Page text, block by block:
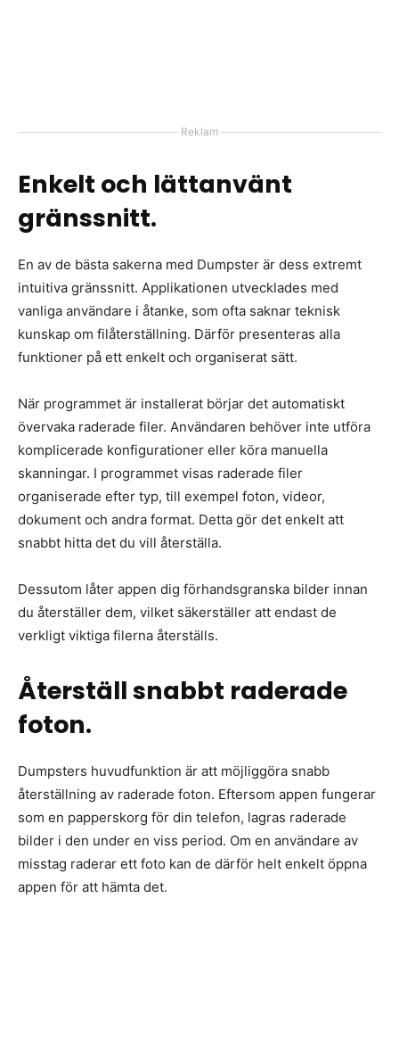
Reklam
Enkelt och lättanvänt
gränssnitt.
En av de bästa sakerna med Dumpster är dess extremt
intuitiva gränssnitt. Applikationen utvecklades med
vanliga användare i åtanke, som ofta saknar teknisk
kunskap om filåterställning. Därför presenteras alla
funktioner på ett enkelt och organiserat sätt.
När programmet är installerat börjar det automatiskt
övervaka raderade filer. Användaren behöver inte utföra
komplicerade konfigurationer eller köra manuella
skanningar. I programmet visas raderade filer
organiserade efter typ, till exempel foton, videor,
dokument och andra format. Detta gör det enkelt att
snabbt hitta det du vill återställa.
Dessutom låter appen dig förhandsgranska bilder innan
du återställer dem, vilket säkerställer att endast de
verkligt viktiga filerna återställs.
Återställ snabbt raderade
foton.
Dumpsters huvudfunktion är att möjliggöra snabb
återställning av raderade foton. Eftersom appen fungerar
som en papperskorg för din telefon, lagras raderade
bilder i den under en viss period. Om en användare av
misstag raderar ett foto kan de därför helt enkelt öppna
appen för att hämta det.